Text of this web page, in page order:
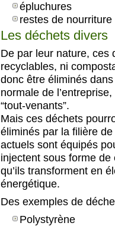
épluchures
restes de nourriture
Les déchets divers
De par leur nature, ces
recyclables, ni
donc être éliminés
normale de
“tout-venants”.
Mais ces déchets
éliminés par la filière
actuels sont équipés
injectent sous forme
qu’ils transforment en
énergétique.
Des exemples de
Polystyrène